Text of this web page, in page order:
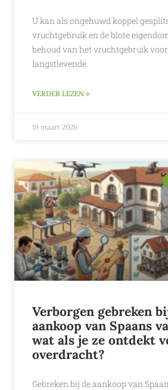
U kan als ongehuwd koppel
vruchtgebruik en de blote
behoud van het vruchtgebruik
langstlevende.
VERDER LEZEN »
19 maart 2026
Verborgen gebreken
aankoop van Spaans
wat als je ze ontdekt
overdracht?
Gebreken bij de aankoop van